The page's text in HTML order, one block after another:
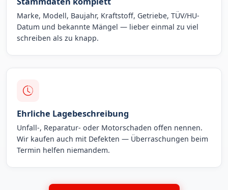
Marke, Modell, Baujahr, Kraftstoff, Getriebe, TÜV/HU-
Datum und bekannte Mängel — lieber einmal zu viel
schreiben als zu knapp.
Ehrliche Lagebeschreibung
Unfall-, Reparatur- oder Motorschaden offen nennen.
Wir kaufen auch mit Defekten — Überraschungen beim
Termin helfen niemandem.